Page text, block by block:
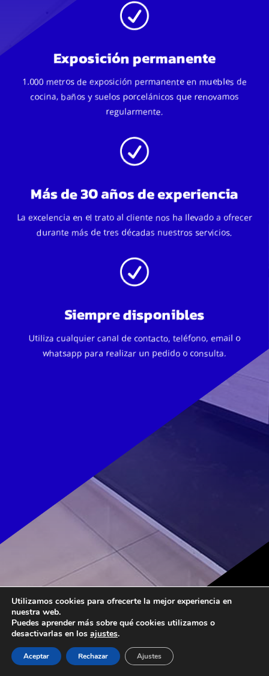
R
Exposición permanente
1.000 metros de exposición permanente en muebles de
cocina, baños y suelos porcelánicos que renovamos
regularmente.
R
Más de 30 años de experiencia
La excelencia en el trato al cliente nos ha llevado a ofrecer
durante más de tres décadas nuestros servicios.
R
Siempre disponibles
Utiliza cualquier canal de contacto, teléfono, email o
whatsapp para realizar un pedido o consulta.
Utilizamos cookies para ofrecerte la mejor experiencia en
nuestra web.
Puedes aprender más sobre qué cookies utilizamos o
desactivarlas en los ajustes.
Aceptar Rechazar Ajustes